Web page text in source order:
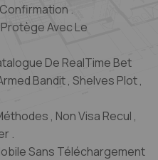
.
Avec Le
De RealTime Bet
Bandit , Shelves Plot ,
, Non Visa Recul ,
.
Sans Téléchargement